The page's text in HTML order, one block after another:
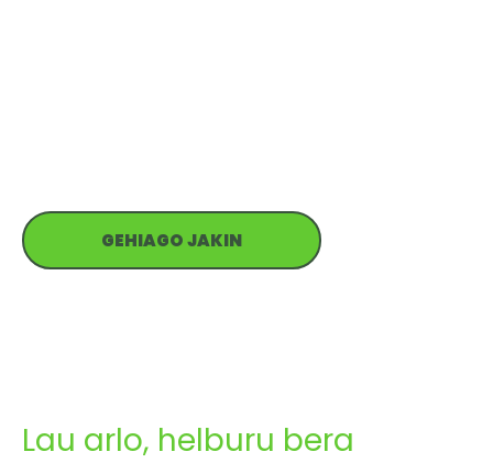
GEHIAGO JAKIN
Lau arlo, helburu bera